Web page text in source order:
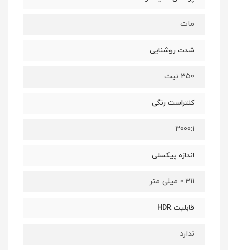
مات
شدت روشنایی
350 نیت
کنتراست رنگی
3000:1
اندازه پیکسلی
0.311 میلی متر
قابلیت HDR
ندارد